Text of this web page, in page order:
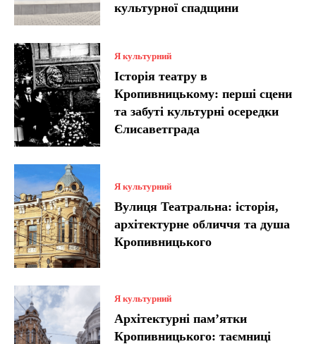
культурної спадщини
Я культурний
Історія театру в
Кропивницькому: перші сцени
та забуті культурні осередки
Єлисаветграда
Я культурний
Вулиця Театральна: історія,
архітектурне обличчя та душа
Кропивницького
Я культурний
Архітектурні пам’ятки
Кропивницького: таємниці